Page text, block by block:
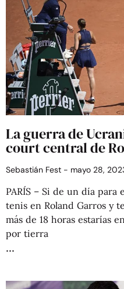
La guerra de
court central de
Sebastián Fest mayo 28,
PARÍS – Si de un día
tenis en Roland Garros y
más de 18 horas estarías
por tierra